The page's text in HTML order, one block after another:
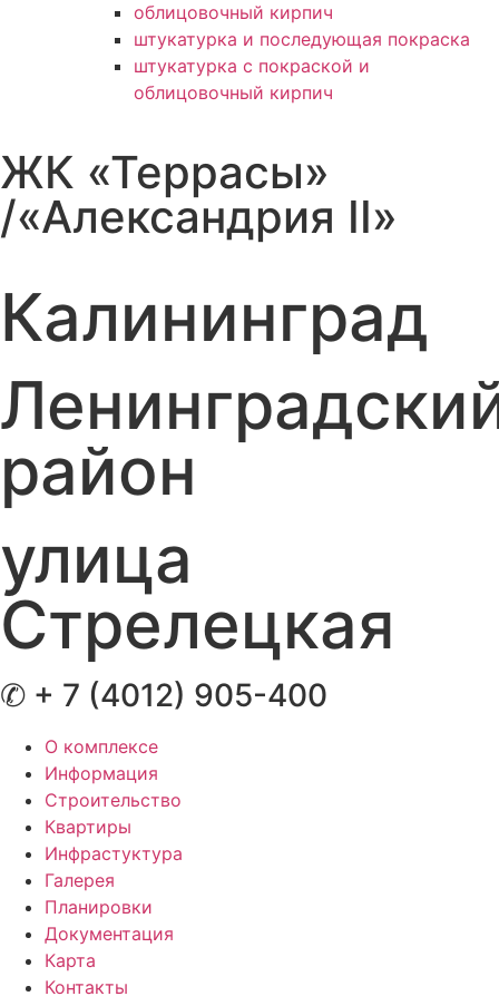
облицовочный кирпич
штукатурка и последующая покраска
штукатурка с покраской и
облицовочный кирпич
ЖК «Террасы»
/«Александрия II»
Калининград
район
улица
Стрелецкая
✆ + 7 (4012) 905-400
О комплексе
Информация
Строительство
Квартиры
Инфрастуктура
Галерея
Планировки
Документация
Карта
Контакты